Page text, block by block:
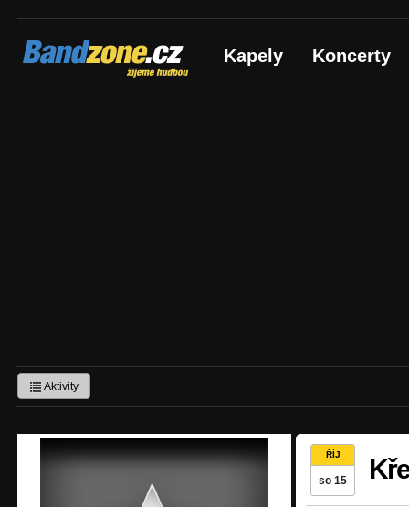
Bandzone.cz
žijeme hudbou Kapely Koncerty
Aktivity
ŘÍJ
so 15